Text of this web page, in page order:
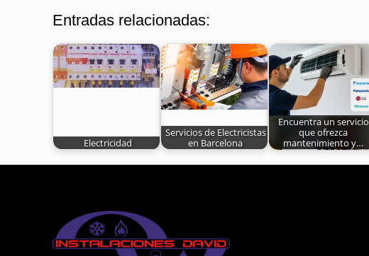
Entradas relacionadas:
Electricidad
Servicios de Electricistas
en Barcelona
Encuentra un servicio
que ofrezca
mantenimiento y…